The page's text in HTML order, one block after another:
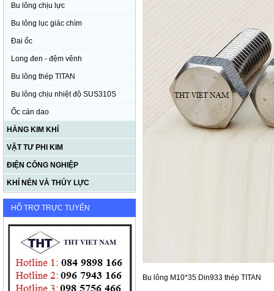
Bu lông chịu lực
Bu lông lục giác chìm
Đai ốc
Long đen - đệm vênh
Bu lông thép TITAN
Bu lông chịu nhiệt độ SUS310S
Ốc cán dao
HÀNG KIM KHÍ
VẬT TƯ PHI KIM
ĐIỆN CÔNG NGHIỆP
KHÍ NÉN VÀ THỦY LỰC
HỖ TRỢ TRỰC TUYẾN
Bu lông M10*35 Din933 thép TITAN